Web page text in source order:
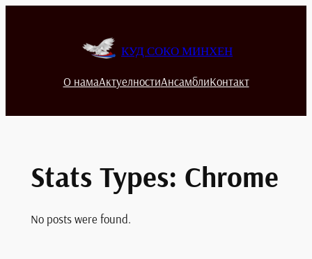
КУД СОКО МИНХЕН
О намаАктуелностиАнсамблиКонтакт
Stats Types: Chrome
No posts were found.